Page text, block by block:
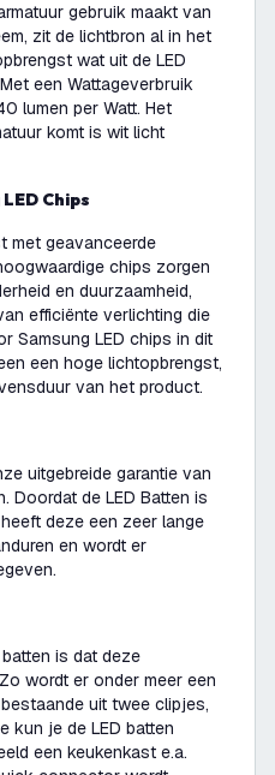
gebruik maakt van
zit de lichtbron al in het
wat uit de LED
een Wattageverbruik
lumen per Watt. Het
komt is wit licht
Chips
met geavanceerde
chips zorgen
en duurzaamheid,
efficiënte verlichting die
Samsung LED chips in dit
een hoge lichtopbrengst,
van het product.
uitgebreide garantie van
Doordat de LED Batten is
deze een zeer lange
en wordt er
is dat deze
wordt er onder meer een
uit twee clipjes,
kun je de LED batten
een keukenkast e.a.